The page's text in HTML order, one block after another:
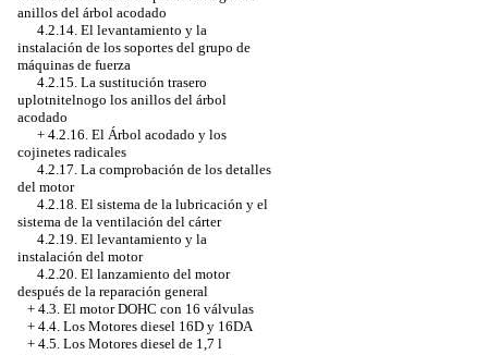
anillos del árbol acodado
4.2.14. El levantamiento y la
instalación de los soportes del grupo de
máquinas de fuerza
4.2.15. La sustitución trasero
uplotnitelnogo los anillos del árbol
acodado
+ 4.2.16. El Árbol acodado y los
cojinetes radicales
4.2.17. La comprobación de los detalles
del motor
4.2.18. El sistema de la lubricación y el
sistema de la ventilación del cárter
4.2.19. El levantamiento y la
instalación del motor
4.2.20. El lanzamiento del motor
después de la reparación general
+ 4.3. El motor DOHC con 16 válvulas
+ 4.4. Los Motores diesel 16D y 16DА
+ 4.5. Los Motores diesel de 1,7 l